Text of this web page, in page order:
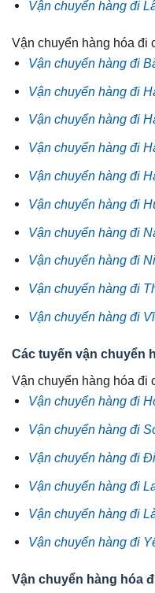
Vận chuyển hàng đi
Vận chuyển hàng hóa đi
Vận chuyển hàng đi
Vận chuyển hàng đi
Vận chuyển hàng đi
Vận chuyển hàng đi
Vận chuyển hàng đi
Vận chuyển hàng đi
Vận chuyển hàng đi
Vận chuyển hàng đi
Vận chuyển hàng đi
Vận chuyển hàng đi
Các tuyến vận chuyển
Vận chuyển hàng hóa đi
Vận chuyển hàng đi
Vận chuyển hàng đi
Vận chuyển hàng đi
Vận chuyển hàng đi
Vận chuyển hàng đi
Vận chuyển hàng đi
Vận chuyển hàng hóa